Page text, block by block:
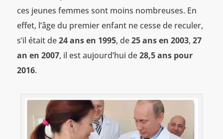
ces jeunes femmes sont moins nombreuses. En
effet, l’âge du premier enfant ne cesse de reculer,
s’il était de24 ans en 1995, de25 ans en 2003, 27
an en 2007, il est aujourd’hui de28,5 ans pour
2016.